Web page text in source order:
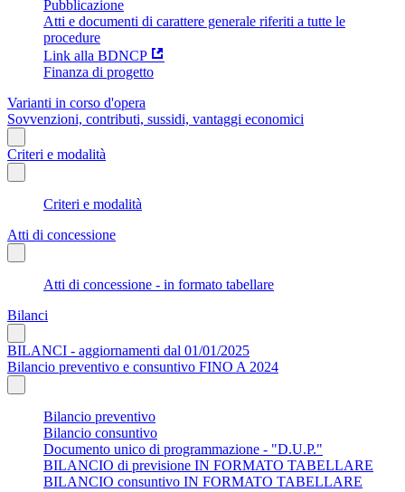
Pubblicazione
Atti e documenti di carattere generale riferiti a tutte le
procedure
Link alla BDNCP
Finanza di progetto
Varianti in corso d'opera
Sovvenzioni, contributi, sussidi, vantaggi economici
Criteri e modalità
Criteri e modalità
Atti di concessione
Atti di concessione - in formato tabellare
Bilanci
BILANCI - aggiornamenti dal 01/01/2025
Bilancio preventivo e consuntivo FINO A 2024
Bilancio preventivo
Bilancio consuntivo
Documento unico di programmazione - "D.U.P."
BILANCIO di previsione IN FORMATO TABELLARE
BILANCIO consuntivo IN FORMATO TABELLARE